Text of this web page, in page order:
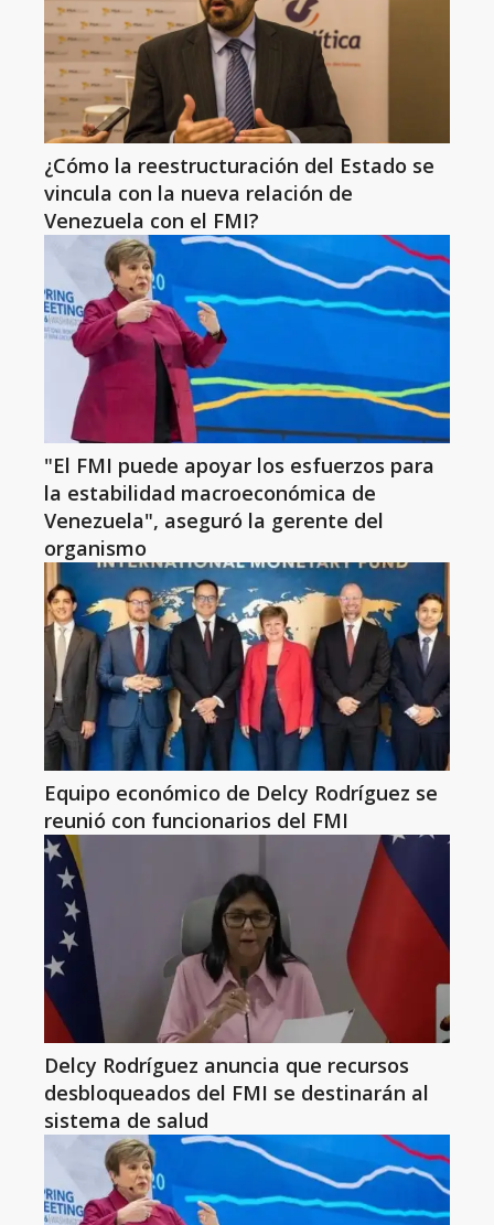
¿Cómo la reestructuración del Estado se
vincula con la nueva relación de
Venezuela con el FMI?
"El FMI puede apoyar los esfuerzos para
la estabilidad macroeconómica de
Venezuela", aseguró la gerente del
organismo
Equipo económico de Delcy Rodríguez se
reunió con funcionarios del FMI
Delcy Rodríguez anuncia que recursos
desbloqueados del FMI se destinarán al
sistema de salud